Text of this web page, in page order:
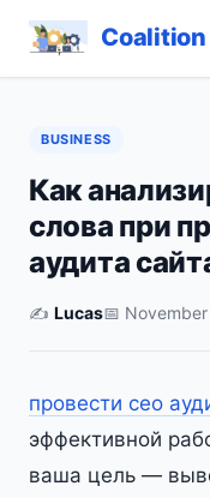
Coalition
BUSINESS
Как
слова при
аудита
✍️ Lucas📅
провести сео
эффективной
ваша цель —